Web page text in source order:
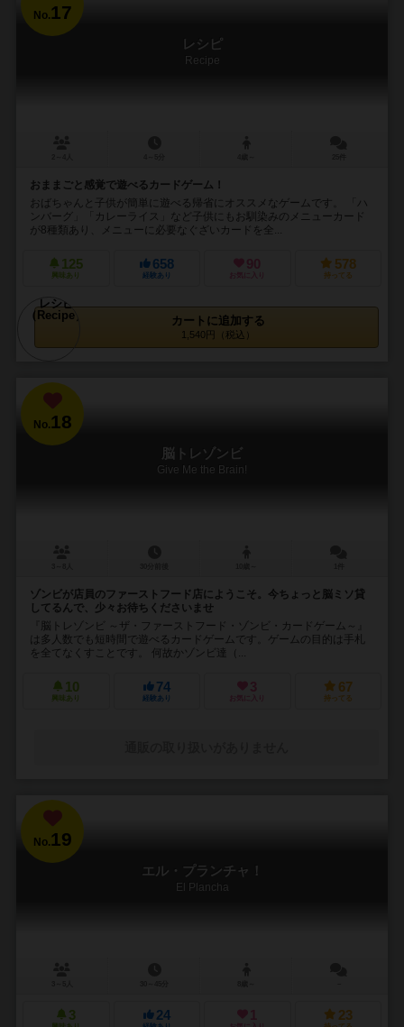
No.17
レシピ
Recipe
おままごと感覚で遊べるカードゲーム！
おばちゃんと子供が簡単に遊べる帰省にオススメなゲームです。 「ハ
ンバーグ」「カレーライス」など子供にもお馴染みのメニューカード
が8種類あり、メニューに必要なぐざいカードを全...
125
興味あり
658
経験あり
90
お気に入り
578
持ってる
カートに追加する
1,540円（税込）
No.18
脳トレゾンビ
Give Me the Brain!
ゾンビが店員のファーストフード店にようこそ。今ちょっと脳ミソ貸
してるんで、少々お待ちくださいませ
『脳トレゾンビ ～ザ・ファーストフード・ゾンビ・カードゲーム～』
は多人数でも短時間で遊べるカードゲームです。ゲームの目的は手札
を全てなくすことです。 何故かゾンビ達（...
10
興味あり
74
経験あり
3
お気に入り
67
持ってる
No.19
エル・プランチャ！
El Plancha
3 24 1 23